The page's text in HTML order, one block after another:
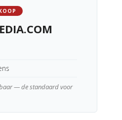
— de standaard voor